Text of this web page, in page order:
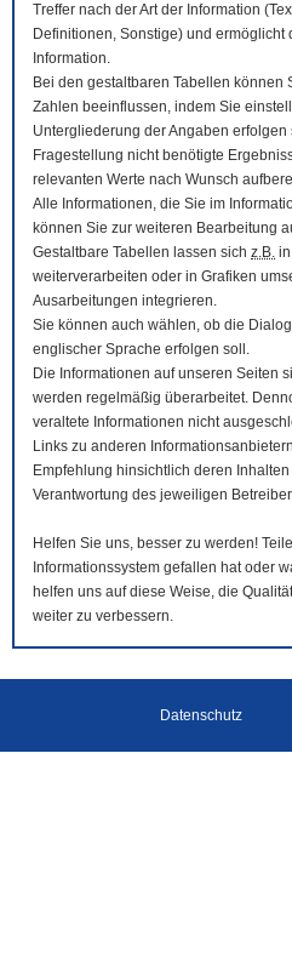
Treffer nach der Art der Information
Definitionen, Sonstige) und
Information.
Bei den gestaltbaren Tabellen können
Zahlen beeinflussen, indem Sie
Untergliederung der Angaben
Fragestellung nicht benötigte
relevanten Werte nach Wunsch
Alle Informationen, die Sie im
können Sie zur weiteren Bearbeitung
Gestaltbare Tabellen lassen sich z.B.
weiterverarbeiten oder in Grafiken
Ausarbeitungen integrieren.
Sie können auch wählen, ob die
englischer Sprache erfolgen soll.
Die Informationen auf unseren Seiten
werden regelmäßig überarbeitet.
veraltete Informationen nicht
Links zu anderen
Empfehlung hinsichtlich deren Inhalten
Verantwortung des jeweiligen
Helfen Sie uns, besser zu werden!
Informationssystem gefallen hat oder
helfen uns auf diese Weise, die
weiter zu verbessern.
Datenschutz